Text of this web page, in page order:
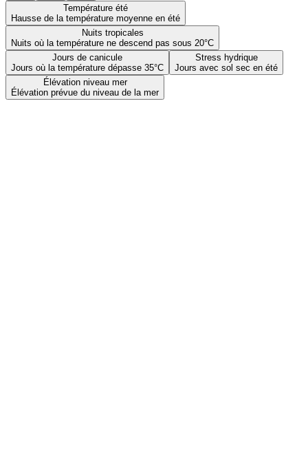
Température été
Hausse de la température moyenne en été
Nuits tropicales
Nuits où la température ne descend pas sous 20°C
Jours de canicule
Jours où la température dépasse 35°C
Stress hydrique
Jours avec sol sec en été
Élévation niveau mer
Élévation prévue du niveau de la mer